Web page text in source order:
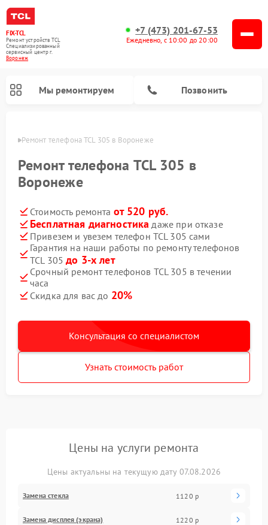
FIX-TCL
Ремонт устройств TCL
Специализированный
cервисный центр г.
Воронеж
+7 (473) 201-67-53
Ежедневно, с 10:00 до 20:00
Мы ремонтируем Позвонить
Ремонт телефона TCL 305 в Воронеже
Ремонт телефона TCL 305 в
Воронеже
Стоимость ремонта от 520 руб.
Бесплатная диагностика даже при отказе
Привезем и увезем телефон TCL 305 сами
Гарантия на наши работы по ремонту телефонов
TCL 305до 3-х лет
Срочный ремонт телефонов TCL 305 в течении
часа
Скидка для вас до 20%
Консультация со специалистом
Узнать стоимость работ
Цены на услуги ремонта
Цены актуальны на текущую дату 07.08.2026
Замена стекла 1120 р
Замена дисплея (экрана) 1220 р